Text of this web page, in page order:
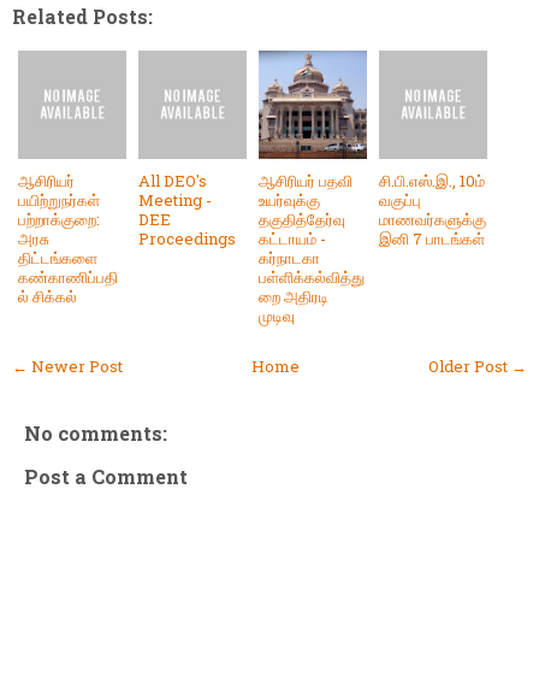
Related Posts:
ஆசிரியர்
பயிற்றுநர்கள்
பற்றாக்குறை:
அரசு
திட்டங்களை
கண்காணிப்பதி
ல் சிக்கல்
All DEO's
Meeting -
DEE
Proceedings
ஆசிரியர் பதவி
உயர்வுக்கு
தகுதித்தேர்வு
கட்டாயம் -
கர்நாடகா
பள்ளிக்கல்வித்து
றை அதிரடி
முடிவு
சி.பி.எஸ்.இ., 10ம்
வகுப்பு
மாணவர்களுக்கு
இனி 7 பாடங்கள்
← Newer Post Older Post →
Home
No comments:
Post a Comment